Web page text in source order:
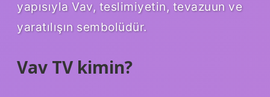
yapısıyla Vav, teslimiyetin, tevazuun ve
yaratılışın sembolüdür.
Vav TV kimin?